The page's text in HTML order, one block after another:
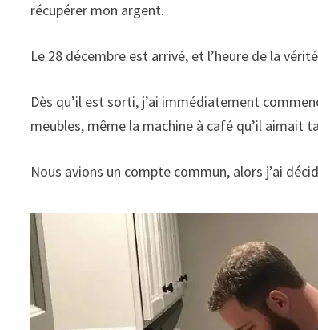
récupérer mon argent.
Le 28 décembre est arrivé, et l’heure de la
Dès qu’il est sorti, j’ai immédiatement
meubles, même la machine à café qu’il aimait
Nous avions un compte commun, alors j’ai